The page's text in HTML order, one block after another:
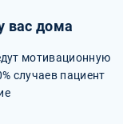
вас дома
мотивационную
случаев пациент